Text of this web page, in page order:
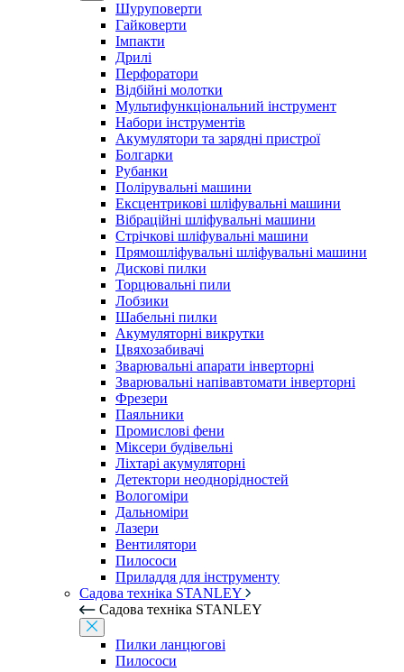
Шуруповерти
Гайковерти
Імпакти
Дрилі
Перфоратори
Відбійні молотки
Мультифункціональний інструмент
Набори інструментів
Акумулятори та зарядні пристрої
Болгарки
Рубанки
Полірувальні машини
Ексцентрикові шліфувальні машини
Вібраційні шліфувальні машини
Стрічкові шліфувальні машини
Прямошліфувальні шліфувальні машини
Дискові пилки
Торцювальні пили
Лобзики
Шабельні пилки
Акумуляторні викрутки
Цвяхозабивачі
Зварювальні апарати інверторні
Зварювальні напівавтомати інверторні
Фрезери
Паяльники
Промислові фени
Міксери будівельні
Ліхтарі акумуляторні
Детектори неоднорідностей
Вологоміри
Дальноміри
Лазери
Вентилятори
Пилососи
Приладдя для інструменту
Садова техніка STANLEY
Садова техніка STANLEY
Пилки ланцюгові
Пилососи